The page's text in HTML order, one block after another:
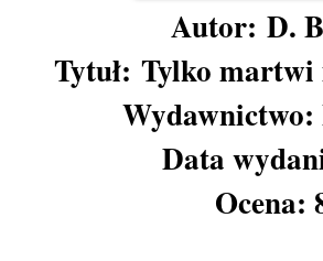
Autor: D.
Tytuł: Tylko
Wydawnictwo:
Data
Ocena: